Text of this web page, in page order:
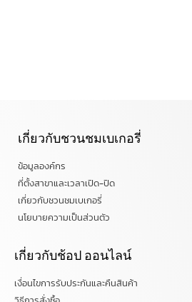
เกี่ยวกับชวนชมเบเกอรี่
ข้อมูลองค์กร
ที่ตั้งสาขาและเวลาเปิด-ปิด
เกี่ยวกับชวนชมเบเกอรี่
นโยบายความเป็นส่วนตัว
เกี่ยวกับช้อป ออนไลน์
เงื่อนไขการรับประกันและคืนสินค้า